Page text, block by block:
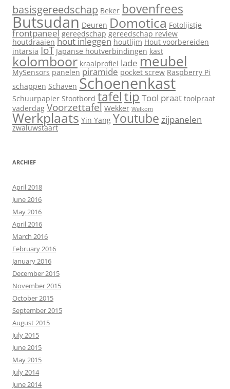
basisgereedschap Beker bovenfrees
Butsudan Deuren Domotica Fotolijstje
frontpaneel gereedschap gereedschap review
houtdraaien hout inleggen houtlijm Hout voorbereiden
intarsia IoT Japanse houtverbindingen kast
kolomboor kraalprofiel lade meubel
MySensors panelen piramide pocket screw Raspberry Pi
schappen Schaven Schoenenkast
Schuurpapier Stootbord tafeltipTool praat toolpraat
vaderdag Voorzettafel Wekker Welkom
Werkplaats Yin Yang Youtube zijpanelen
zwaluwstaart
ARCHIEF
April 2018
June 2016
May 2016
April 2016
March 2016
February 2016
January 2016
December 2015
November 2015
October 2015
September 2015
August 2015
July 2015
June 2015
May 2015
July 2014
June 2014